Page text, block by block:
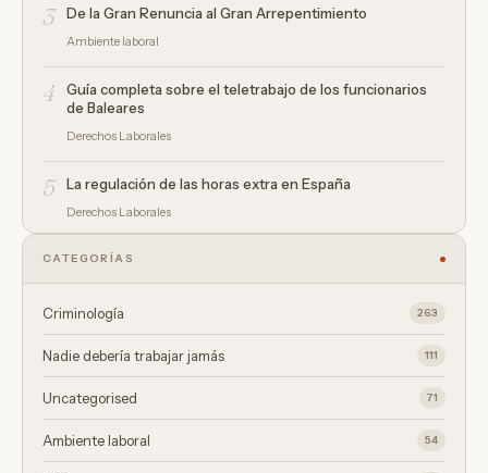
3 De la Gran Renuncia al Gran Arrepentimiento
Ambiente laboral
4
Guía completa sobre el teletrabajo de los funcionarios
de Baleares
Derechos Laborales
5 La regulación de las horas extra en España
Derechos Laborales
CATEGORÍAS
Criminología 263
Nadie debería trabajar jamás 111
Uncategorised 71
Ambiente laboral 54